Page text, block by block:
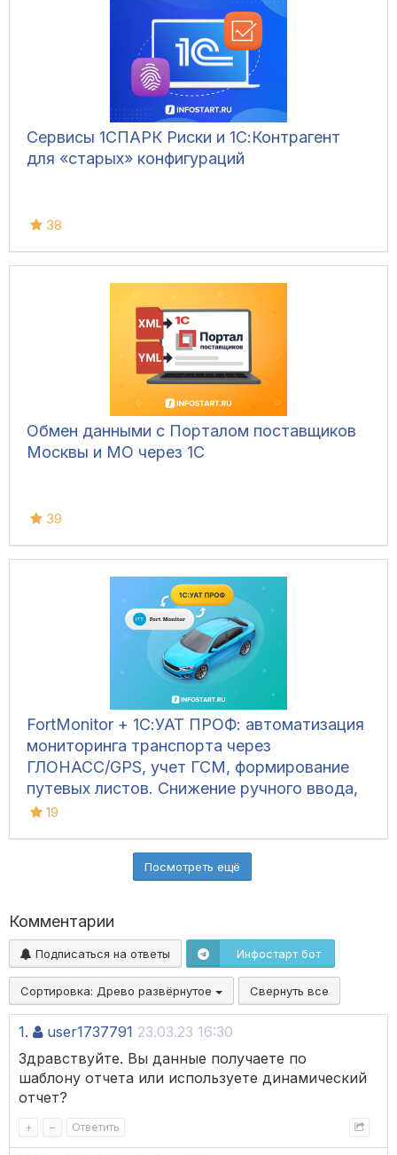
Сервисы 1СПАРК Риски и 1С:Контрагент
для «старых» конфигураций
38
Обмен данными с Порталом поставщиков
Москвы и МО через 1С
39
FortMonitor + 1С:УАТ ПРОФ: автоматизация
мониторинга транспорта через
ГЛОНАСС/GPS, учет ГСМ, формирование
путевых листов. Снижение ручного ввода,
фоновая синхронизация, демо-версия.
19
Посмотреть ещё
Комментарии
Подписаться на ответы Инфостарт бот
Сортировка: Древо развёрнутое Свернуть все
1. user1737791 23.03.23 16:30
Здравствуйте. Вы данные получаете по
шаблону отчета или используете динамический
отчет?
+ – Ответить